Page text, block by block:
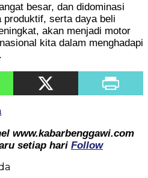
besar, dan didominasi
produktif, serta daya beli
akan menjadi motor
kita dalam menghadapi
www.kabarbenggawi.com
setiap hari Follow